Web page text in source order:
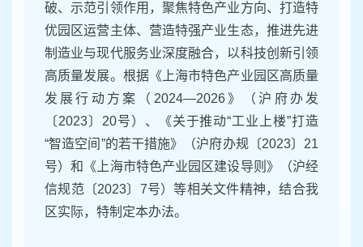
破、示范引领作用，聚焦特色产业方向、打造特
优园区运营主体、营造特强产业生态，推进先进
制造业与现代服务业深度融合，以科技创新引领
高质量发展。根据《上海市特色产业园区高质量
发展行动方案（2024—2026》（沪府办发
〔2023〕20号）、《关于推动“工业上楼”打造
“智造空间”的若干措施》（沪府办规〔2023〕21
号）和《上海市特色产业园区建设导则》（沪经
信规范〔2023〕7号）等相关文件精神，结合我
区实际，特制定本办法。